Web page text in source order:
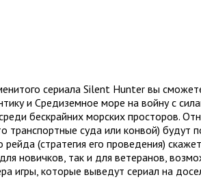
сериала Silent Hunter вы
и Средиземное море на войну с
бескрайних морских просторов.
транспортные суда или конвой) будут
рейда (стратегия его проведения)
новичков, так и для ветеранов,
игры, которые выведут сериал на